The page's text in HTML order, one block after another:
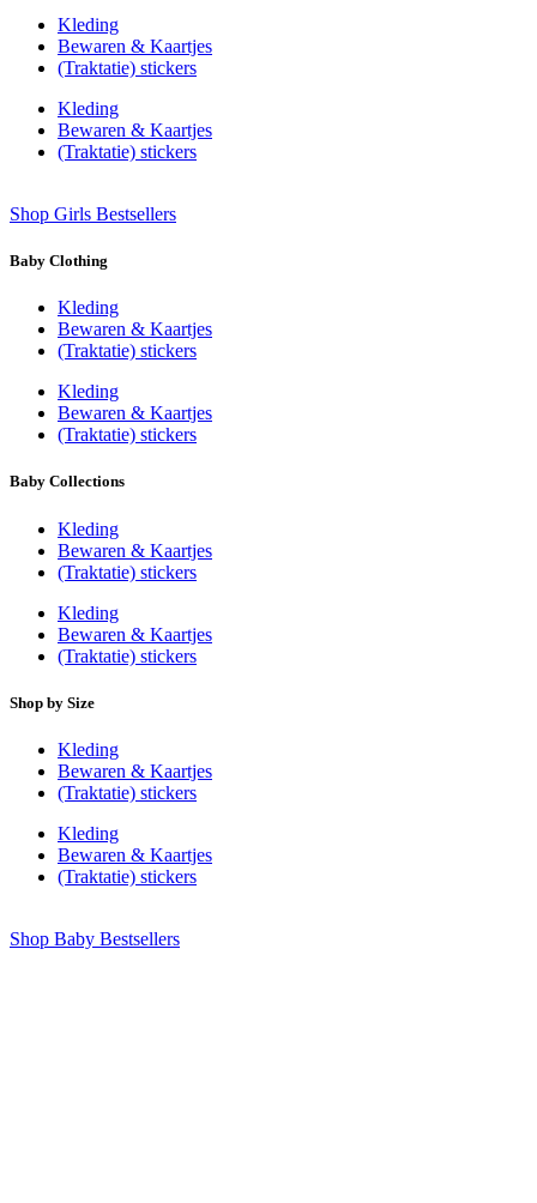
Kleding
Bewaren & Kaartjes
(Traktatie) stickers
Kleding
Bewaren & Kaartjes
(Traktatie) stickers
Shop Girls Bestsellers
Baby Clothing
Kleding
Bewaren & Kaartjes
(Traktatie) stickers
Kleding
Bewaren & Kaartjes
(Traktatie) stickers
Baby Collections
Kleding
Bewaren & Kaartjes
(Traktatie) stickers
Kleding
Bewaren & Kaartjes
(Traktatie) stickers
Shop by Size
Kleding
Bewaren & Kaartjes
(Traktatie) stickers
Kleding
Bewaren & Kaartjes
(Traktatie) stickers
Shop Baby Bestsellers